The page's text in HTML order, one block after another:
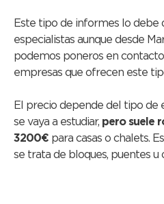
Este tipo de informes lo debe
especialistas aunque desde
podemos poneros en
empresas que ofrecen este
El precio depende del tipo de
se vaya a estudiar, pero suele
3200€ para casas o chalets.
se trata de bloques, puentes u